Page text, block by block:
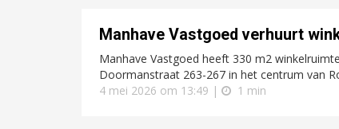
Manhave Vastgoed verhuurt
Manhave Vastgoed heeft 330 m2
Doormanstraat 263-267 in het centrum van
4 mei 2026 om 13:49 |
1 min